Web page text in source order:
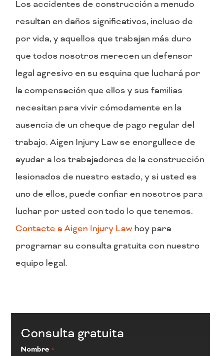
Los accidentes de construcción a menudo
resultan en daños significativos, incluso de
por vida, y aquellos que trabajan más duro
que todos nosotros merecen un defensor
legal agresivo en su esquina que luchará por
la compensación que ellos y sus familias
necesitan para vivir cómodamente en la
ausencia de un cheque de pago regular del
trabajo. Aigen Injury Law se enorgullece de
ayudar a los trabajadores de la construcción
lesionados de nuestro estado, y si usted es
uno de ellos, puede confiar en nosotros para
luchar por usted con todo lo que tenemos.
Contacte a Aigen Injury Law hoy para
programar su consulta gratuita con nuestro
equipo legal.
Consulta gratuita
Nombre *